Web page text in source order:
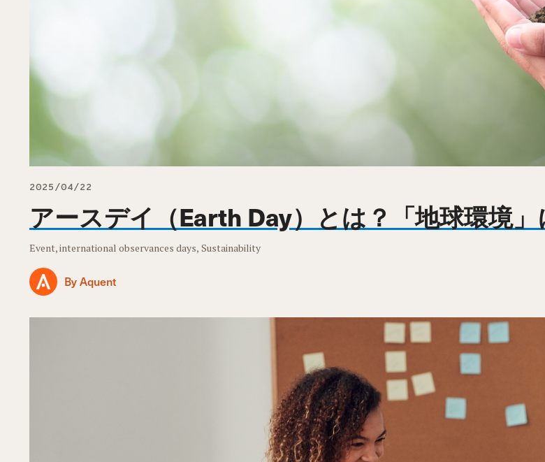
2025/04/22
アースデイ（Earth Day）とは？「地球環境
Event, international observances days, Sustainability
By Aquent